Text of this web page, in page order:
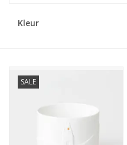
Kaarsen accessoires
Relatiegeschenken & Bedankjes
Kleur
SALE